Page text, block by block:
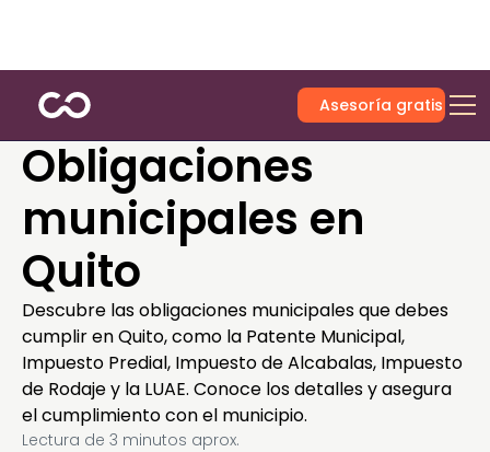
Asesoría gratis
Obligaciones
municipales en
Quito
Descubre las obligaciones municipales que debes
cumplir en Quito, como la Patente Municipal,
Impuesto Predial, Impuesto de Alcabalas, Impuesto
de Rodaje y la LUAE. Conoce los detalles y asegura
el cumplimiento con el municipio.
Lectura de 3 minutos aprox.